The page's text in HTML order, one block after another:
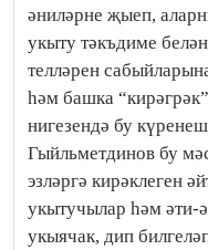
әниләрне җыеп,
укыту тәкъдиме
телләрен
һәм башка
нигезендә бу
Гыйльметдинов бу
эзләргә кирәклеген
укытучылар һәм әти-
укыячак, дип